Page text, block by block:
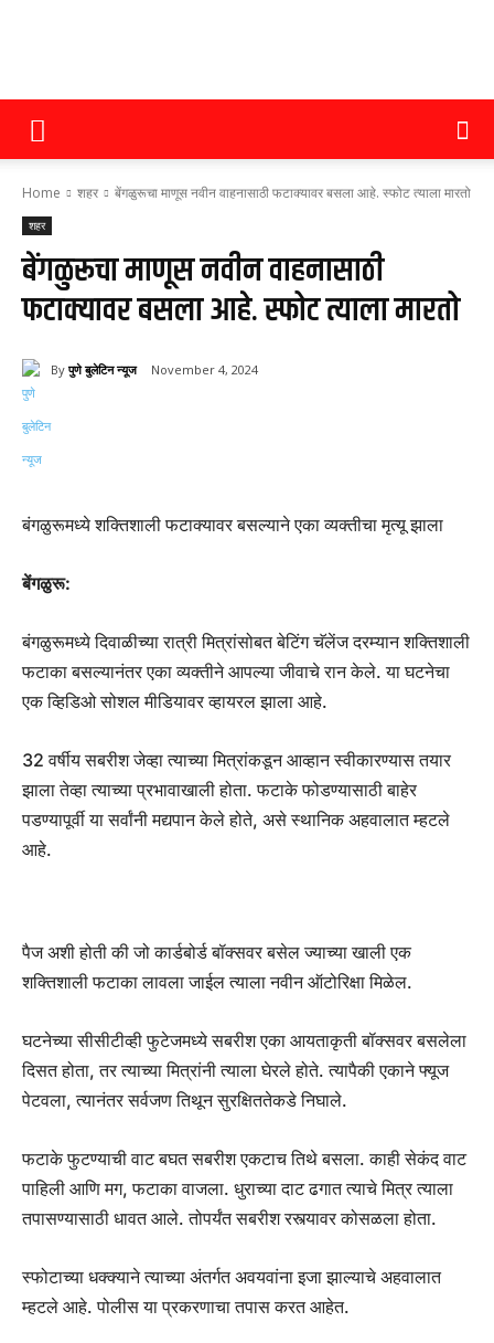
पुणे
बुलेटिन
न्यूज
Home शहर बेंगळुरूचा माणूस नवीन वाहनासाठी फटाक्यावर बसला आहे. स्फोट त्याला मारतो
शहर
बेंगळुरूचा माणूस नवीन वाहनासाठी
फटाक्यावर बसला आहे. स्फोट त्याला मारतो
By पुणे बुलेटिन न्यूज November 4, 2024
बंगळुरूमध्ये शक्तिशाली फटाक्यावर बसल्याने एका व्यक्तीचा मृत्यू झाला
बेंगळुरू:
बंगळुरूमध्ये दिवाळीच्या रात्री मित्रांसोबत बेटिंग चॅलेंज दरम्यान शक्तिशाली
फटाका बसल्यानंतर एका व्यक्तीने आपल्या जीवाचे रान केले. या घटनेचा
एक व्हिडिओ सोशल मीडियावर व्हायरल झाला आहे.
32 वर्षीय सबरीश जेव्हा त्याच्या मित्रांकडून आव्हान स्वीकारण्यास तयार
झाला तेव्हा त्याच्या प्रभावाखाली होता. फटाके फोडण्यासाठी बाहेर
पडण्यापूर्वी या सर्वांनी मद्यपान केले होते, असे स्थानिक अहवालात म्हटले
आहे.
पैज अशी होती की जो कार्डबोर्ड बॉक्सवर बसेल ज्याच्या खाली एक
शक्तिशाली फटाका लावला जाईल त्याला नवीन ऑटोरिक्षा मिळेल.
घटनेच्या सीसीटीव्ही फुटेजमध्ये सबरीश एका आयताकृती बॉक्सवर बसलेला
दिसत होता, तर त्याच्या मित्रांनी त्याला घेरले होते. त्यापैकी एकाने फ्यूज
पेटवला, त्यानंतर सर्वजण तिथून सुरक्षिततेकडे निघाले.
फटाके फुटण्याची वाट बघत सबरीश एकटाच तिथे बसला. काही सेकंद वाट
पाहिली आणि मग, फटाका वाजला. धुराच्या दाट ढगात त्याचे मित्र त्याला
तपासण्यासाठी धावत आले. तोपर्यंत सबरीश रस्त्यावर कोसळला होता.
स्फोटाच्या धक्क्याने त्याच्या अंतर्गत अवयवांना इजा झाल्याचे अहवालात
म्हटले आहे. पोलीस या प्रकरणाचा तपास करत आहेत.